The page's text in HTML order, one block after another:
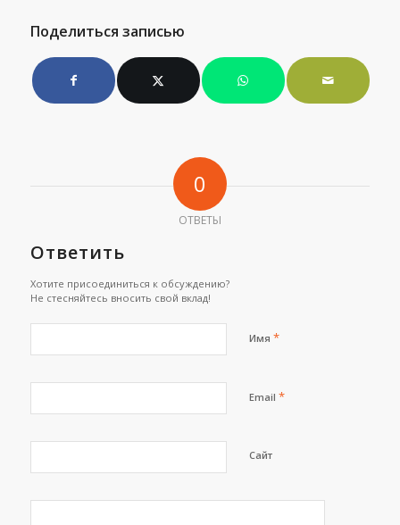
Поделиться записью
0
ОТВЕТЫ
Ответить
Хотите присоединиться к обсуждению?
Не стесняйтесь вносить свой вклад!
Имя *
Email *
Сайт